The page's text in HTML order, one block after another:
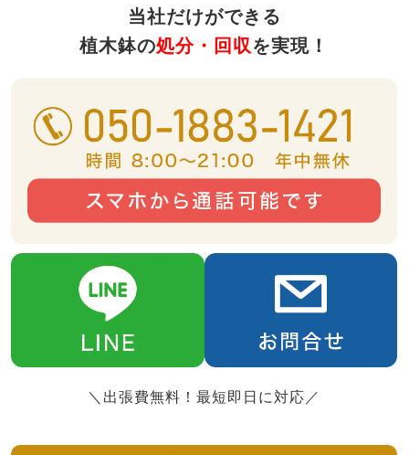
当社だけができる
植木鉢の処分・回収 を実現！
＼出張費無料！最短即日に対応／